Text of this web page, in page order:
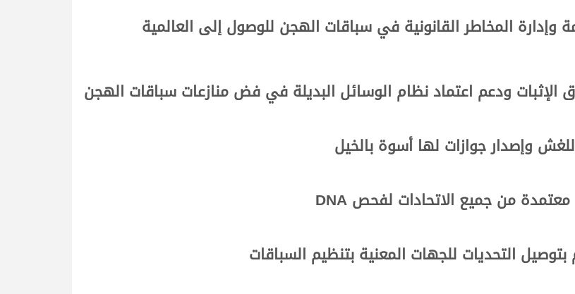
المخاطر القانونية في سباقات الهجن للوصول إلى العالمية
الإثبات ودعم اعتماد نظام الوسائل البديلة في فض منازعات سباقات الهجن
وإصدار جوازات لها أسوة بالخيل
معتمدة من جميع الاتحادات لفحص DNA
التحديات للجهات المعنية بتنظيم السباقات